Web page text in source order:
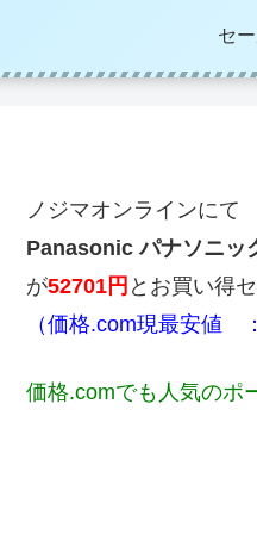
セ
ノジマオンラインにて
Panasonic パナソニッ
が52701円 とお買い得
（価格.com現最安値
価格.comでも人気のポ